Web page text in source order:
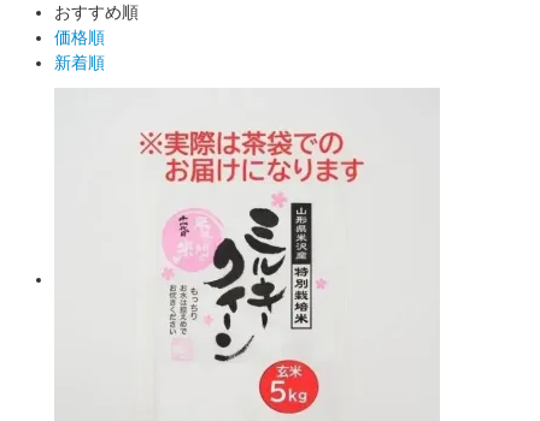
おすすめ順
価格順
新着順